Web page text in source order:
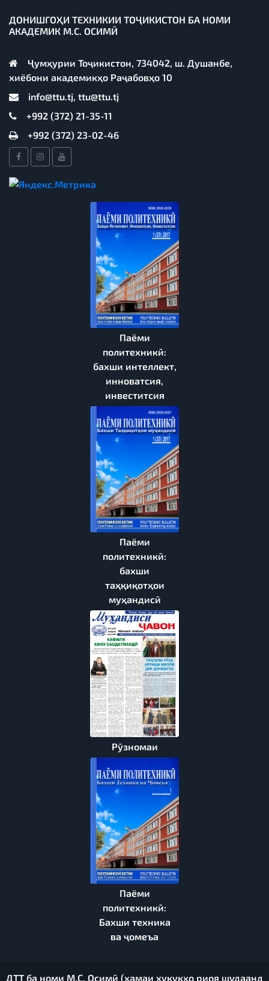
ДОНИШГОҲИ ТЕХНИКИИ ТОҶИКИСТОН БА НОМИ
АКАДЕМИК М.С. ОСИМӢ
Ҷумҳурии Тоҷикистон, 734042, ш. Душанбе,
хиёбони академикҳо Раҷабовҳо 10
info@ttu.tj, ttu@ttu.tj
+992 (372) 21-35-11
+992 (372) 23-02-46
Паёми
политехникӣ:
бахши интеллект,
инноватсия,
инвеститсия
Паёми
политехникӣ:
бахши
таҳқиқотҳои
муҳандисӣ
Рӯзномаи
Паёми
политехникӣ:
Бахши техника
ва ҷомеъа
ДТТ ба номи М.С. Осимӣ (ҳамаи ҳуқуқҳо риоя шудаанд